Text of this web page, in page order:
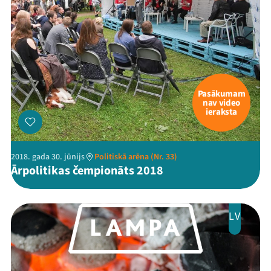
Mana programma
Festivāls
Programma
Arhīvs
Jaunumi
Ziedo
Pasākumam
nav video
ieraksta
2018. gada 30. jūnijs Politiskā arēna (Nr. 33)
Ārpolitikas čempionāts 2018
LV